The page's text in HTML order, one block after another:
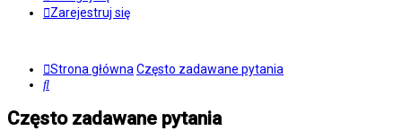
Zarejestruj się
Strona główna Często zadawane pytania
Szukaj
Często zadawane pytania